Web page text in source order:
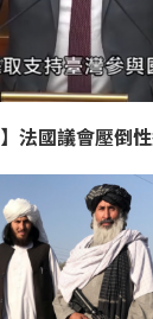
】法國議會壓倒